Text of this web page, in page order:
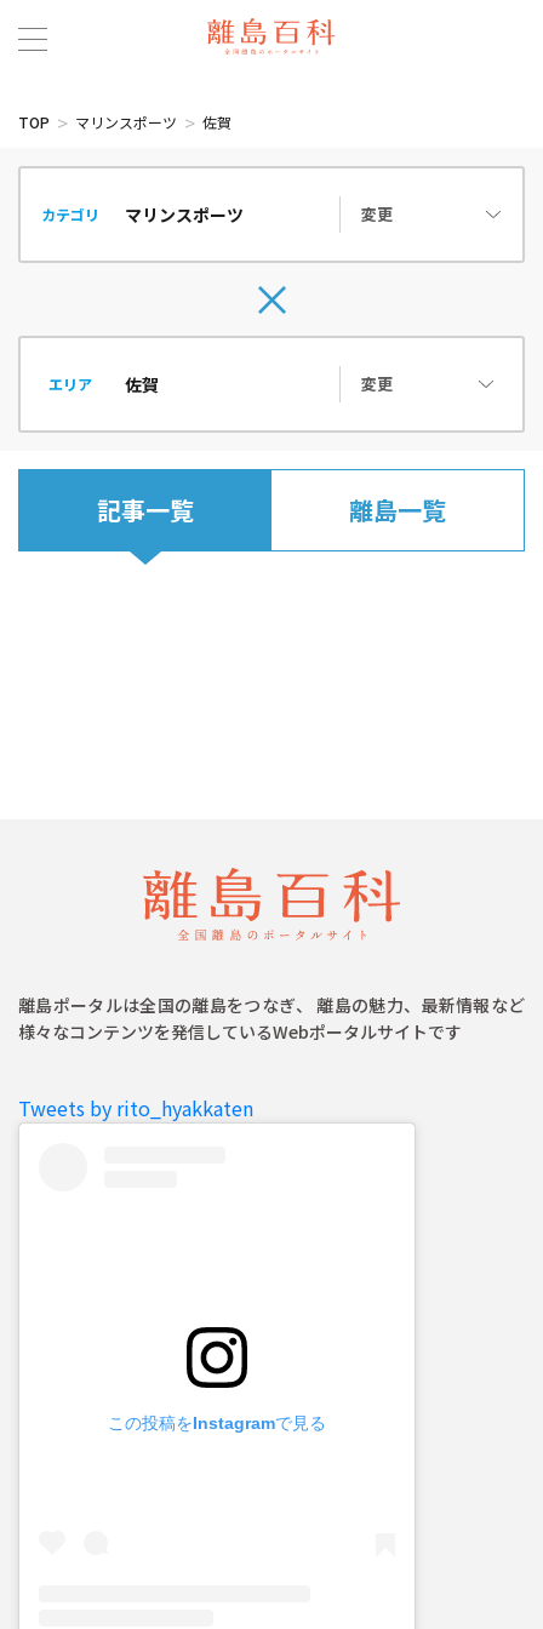
TOP マリンスポーツ 佐賀
カテゴリ 変更
エリア 変更
記事一覧 離島一覧
離島ポータルは全国の離島をつなぎ、 離島の魅力、最新情報など
様々なコンテンツを発信しているWebポータルサイトです
Tweets by rito_hyakkaten
この投稿をInstagramで見る